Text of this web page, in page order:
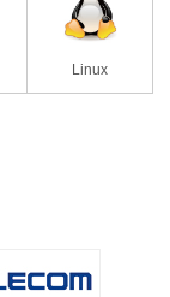
Linux